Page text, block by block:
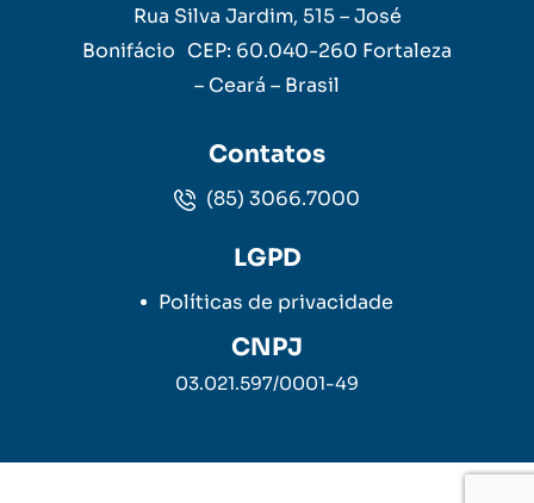
Rua Silva Jardim, 515 – José
Bonifácio CEP: 60.040-260 Fortaleza
– Ceará – Brasil
Contatos
(85) 3066.7000
LGPD
Políticas de privacidade
CNPJ
03.021.597/0001-49